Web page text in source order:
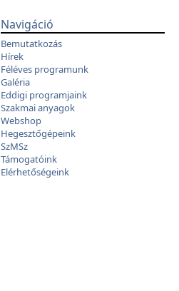
Navigáció
Bemutatkozás
Hírek
Féléves programunk
Galéria
Eddigi programjaink
Szakmai anyagok
Webshop
Hegesztőgépeink
SzMSz
Támogatóink
Elérhetőségeink